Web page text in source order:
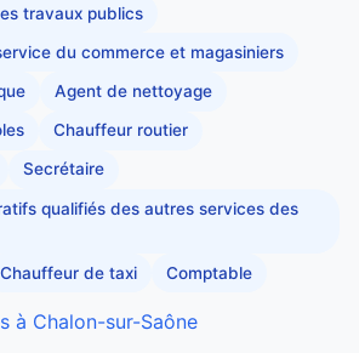
travaux publics
du commerce et magasiniers
Agent de nettoyage
Chauffeur routier
Secrétaire
qualifiés des autres services des
Chauffeur de taxi Comptable
à Chalon-sur-Saône